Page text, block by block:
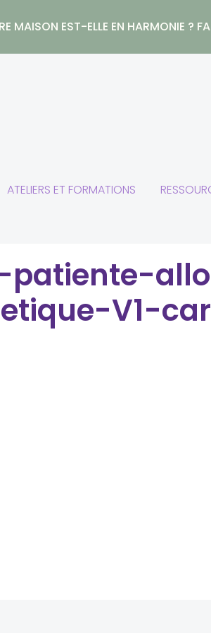
MAISON EST-ELLE EN HARMONIE ?
ATELIERS ET FORMATIONS
patiente-
V1-